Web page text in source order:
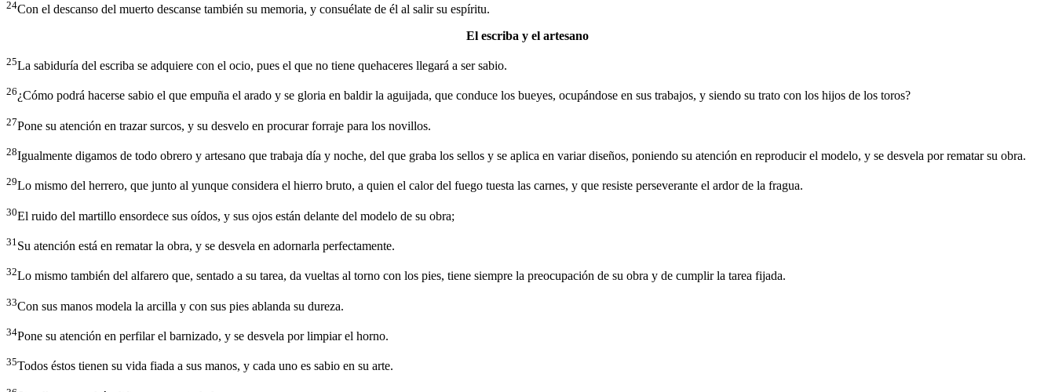
24Con el descanso del muerto descanse también su memoria, y consuélate de él al salir su espíritu.
El escriba y el artesano
25La sabiduría del escriba se adquiere con el ocio, pues el que no tiene quehaceres llegará a ser sabio.
26¿Cómo podrá hacerse sabio el que empuña el arado y se gloria en baldir la aguijada, que conduce los bueyes, ocupándose en sus trabajos, y siendo su trato con los hijos de los toros?
27Pone su atención en trazar surcos, y su desvelo en procurar forraje para los novillos.
28Igualmente digamos de todo obrero y artesano que trabaja día y noche, del que graba los sellos y se aplica en variar diseños, poniendo su atención en reproducir el modelo, y se desvela por rematar su obra.
29Lo mismo del herrero, que junto al yunque considera el hierro bruto, a quien el calor del fuego tuesta las carnes, y que resiste perseverante el ardor de la fragua.
30El ruido del martillo ensordece sus oídos, y sus ojos están delante del modelo de su obra;
31Su atención está en rematar la obra, y se desvela en adornarla perfectamente.
32Lo mismo también del alfarero que, sentado a su tarea, da vueltas al torno con los pies, tiene siempre la preocupación de su obra y de cumplir la tarea fijada.
33Con sus manos modela la arcilla y con sus pies ablanda su dureza.
34Pone su atención en perfilar el barnizado, y se desvela por limpiar el horno.
35Todos éstos tienen su vida fiada a sus manos, y cada uno es sabio en su arte.